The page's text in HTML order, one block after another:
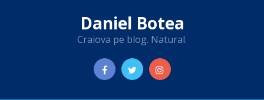
Daniel Botea
Craiova pe blog. Natural.